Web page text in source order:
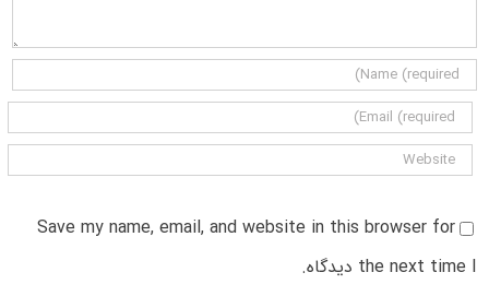
Save my name, email, and website in this browser for
the next time I دیدگاه.